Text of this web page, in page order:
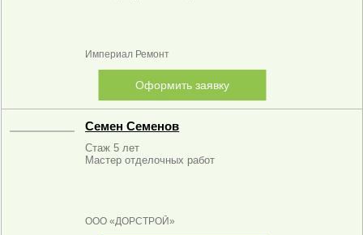
Империал Ремонт
Оформить заявку
Семен Семенов
Стаж 5 лет
Мастер отделочных работ
ООО «ДОРСТРОЙ»